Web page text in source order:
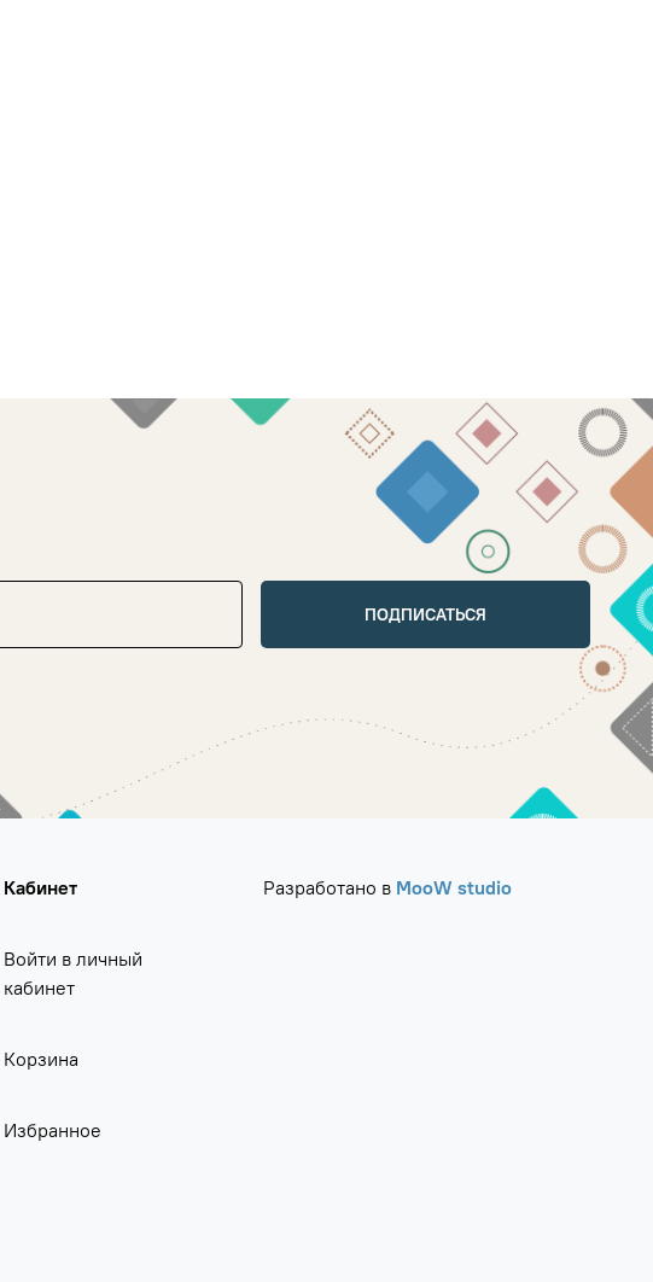
ПОДПИСАТЬСЯ
Кабинет
Войти в личный
кабинет
Корзина
Избранное
Разработано в MooW studio